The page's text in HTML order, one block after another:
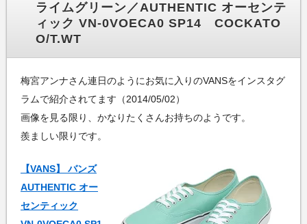
ライムグリーン／AUTHENTIC オーセンテ
ィック VN-0VOECA0 SP14 COCKATO
O/T.WT
梅宮アンナさん連日のようにお気に入りのVANSをインスタグ
ラムで紹介されてます（2014/05/02）
画像を見る限り、かなりたくさんお持ちのようです。
羨ましい限りです。
【VANS】 バンズ
AUTHENTIC オー
センティック